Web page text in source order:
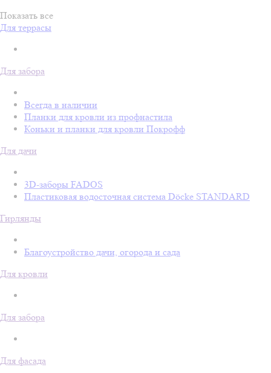
Показать все
Для террасы
Для забора
Всегда в наличии
Планки для кровли из профнастила
Коньки и планки для кровли Покрофф
Для дачи
3D-заборы FADOS
Пластиковая водосточная система Döcke STANDARD
Гирлянды
Благоустройство дачи, огорода и сада
Для кровли
Для забора
Для фасада